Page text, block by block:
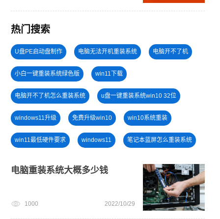
热门搜索
U盘PE启动盘制作 电脑无法开机重装系统 电脑开不了机
小白一键重装系统绿色版 win11下载
电脑开不了机怎么重装系统 u盘一键重装系统win10 32位
windows11升级 免费升级win10 win10系统重装
win11最低硬件要求 windows11 笔记本蓝屏怎么重装系统
戴尔一键重装系统教育版 旗舰版win7系统安装教程
电脑重装系统大概多少钱
1000 2022/10/29